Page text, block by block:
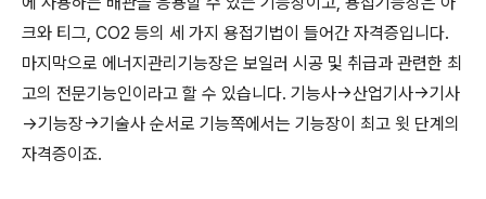
크와 티그, CO2 등의 세 가지 용접기법이 들어간 자격증입니다.
마지막으로 에너지관리기능장은 보일러 시공 및 취급과 관련한 최
고의 전문기능인이라고 할 수 있습니다. 기능사→산업기사→기사
→기능장→기술사 순서로 기능쪽에서는 기능장이 최고 윗 단계의
자격증이죠.